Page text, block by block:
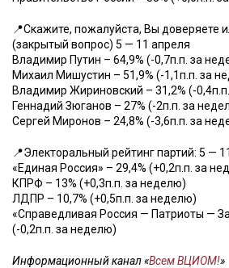
📍Скажите, пожалуйста, Вы доверяете
(закрытый вопрос) 5 — 11 апреля
Владимир Путин – 64,9% (-0,7п.п. за
Михаил Мишустин – 51,9% (-1,1п.п. за
Владимир Жириновский – 31,2% (-
Геннадий Зюганов – 27% (-2п.п. за
Сергей Миронов – 24,8% (-3,6п.п. за
📍Электоральный рейтинг партий: 5 —
«Единая Россия» – 29,4% (+0,2п.п. за
КПРФ – 13% (+0,3п.п. за неделю)
ЛДПР – 10,7% (+0,5п.п. за неделю)
«Справедливая Россия — Патриоты —
(-0,2п.п. за неделю)
Информационный канал «Всем ВЦИОМ!»